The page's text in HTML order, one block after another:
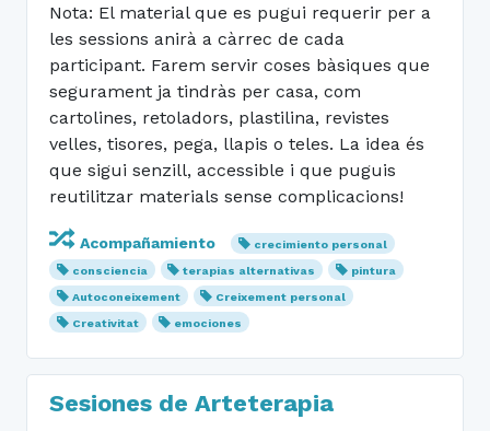
Nota: El material que es pugui requerir per a
les sessions anirà a càrrec de cada
participant. Farem servir coses bàsiques que
segurament ja tindràs per casa, com
cartolines, retoladors, plastilina, revistes
velles, tisores, pega, llapis o teles. La idea és
que sigui senzill, accessible i que puguis
reutilitzar materials sense complicacions!
Acompañamiento
crecimiento personal
consciencia
terapias alternativas
pintura
Autoconeixement
Creixement personal
Creativitat
emociones
Sesiones de Arteterapia